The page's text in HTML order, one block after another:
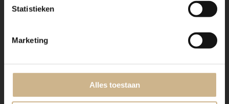
Statistieken
Marketing
Alles toestaan